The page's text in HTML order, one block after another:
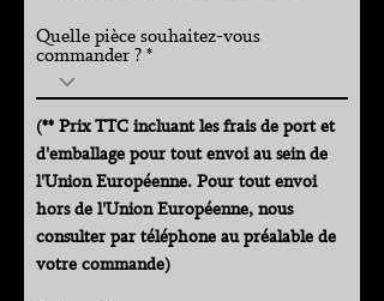
Quelle pièce souhaitez-vous
commander ?
(** Prix TTC incluant les frais de port et
d'emballage pour tout envoi au sein de
l'Union Européenne. Pour tout envoi
hors de l'Union Européenne, nous
consulter par téléphone au préalable de
votre commande)